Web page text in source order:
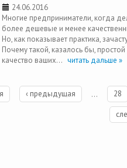
24.06.2016
Многие предприниматели, когда
более дешевые и менее
Но, как показывает практика,
Почему такой, казалось бы,
качество ваших... читать дальше »
‹ предыдущая … 28